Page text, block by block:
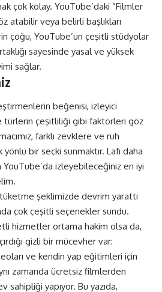
çok kolay. YouTube’daki “Filmler
atabilir veya belirli başlıkları
çoğu, YouTube’un çeşitli stüdyolar
sayesinde yasal ve yüksek
sağlar.
beğenisi, izleyici
türlerin çeşitliliği gibi faktörleri göz
farklı zevklere ve ruh
bir seçki sunmaktır. Lafı daha
izleyebileceğiniz en iyi
tüketme şeklimizde devrim yarattı
çok çeşitli seçenekler sundu.
hizmetler ortama hakim olsa da,
gizli bir mücevher var:
ve kendin yap eğitimleri için
zamanda ücretsiz filmlerden
sahipliği yapıyor. Bu yazıda,